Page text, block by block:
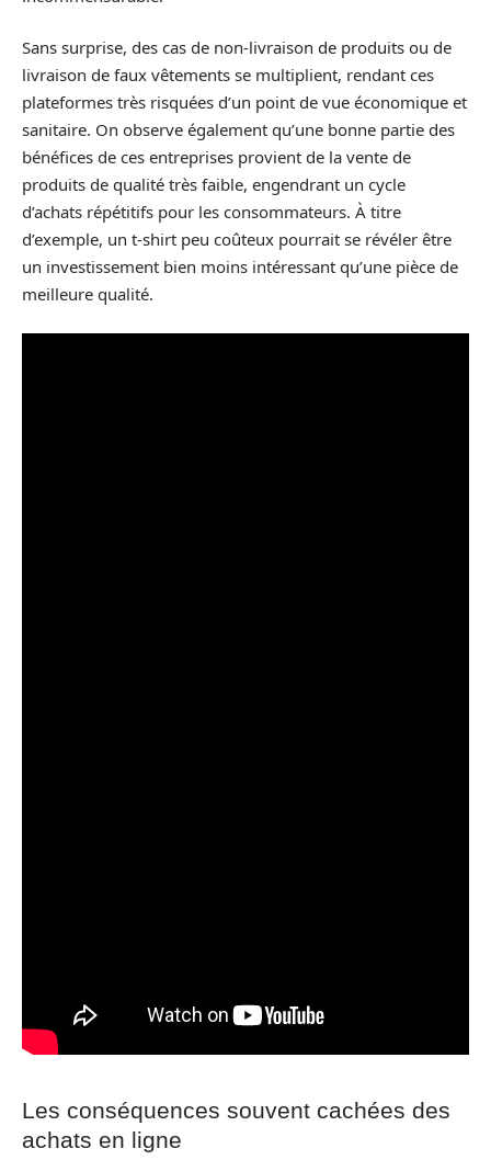
Sans surprise, des cas de non-livraison de produits ou de
livraison de faux vêtements se multiplient, rendant ces
plateformes très risquées d’un point de vue économique et
sanitaire. On observe également qu’une bonne partie des
bénéfices de ces entreprises provient de la vente de
produits de qualité très faible, engendrant un cycle
d’achats répétitifs pour les consommateurs. À titre
d’exemple, un t-shirt peu coûteux pourrait se révéler être
un investissement bien moins intéressant qu’une pièce de
meilleure qualité.
Les conséquences souvent cachées des
achats en ligne